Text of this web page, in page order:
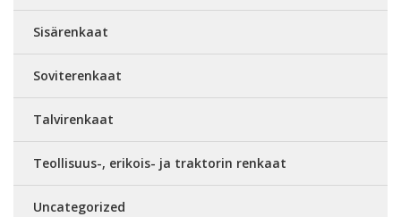
Sisärenkaat
Soviterenkaat
Talvirenkaat
Teollisuus-, erikois- ja traktorin renkaat
Uncategorized